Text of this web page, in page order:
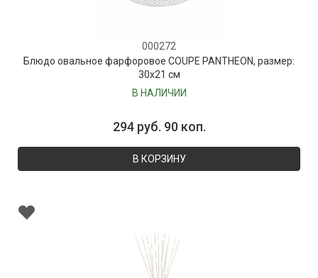
000272
Блюдо овальное фарфоровое COUPE PANTHEON, размер:
30х21 см
В НАЛИЧИИ
294 руб. 90 коп.
В КОРЗИНУ